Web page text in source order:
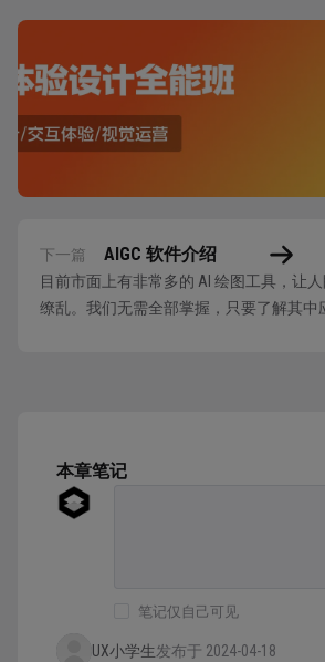
下一篇 AIGC 软件介绍
目前市面上有非常多的 AI 绘图工具，让
缭乱。我们无需全部掌握，只要了解其中
本章笔记
笔记仅自己可见
UX小学生发布于 2024-04-18